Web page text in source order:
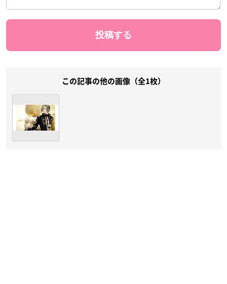
この記事の他の画像（全1枚）